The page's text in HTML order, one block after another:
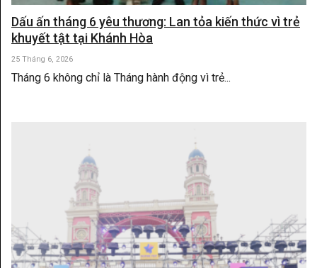
Dấu ấn tháng 6 yêu thương: Lan tỏa kiến thức vì trẻ
khuyết tật tại Khánh Hòa
25 Tháng 6, 2026
Tháng 6 không chỉ là Tháng hành động vì trẻ...